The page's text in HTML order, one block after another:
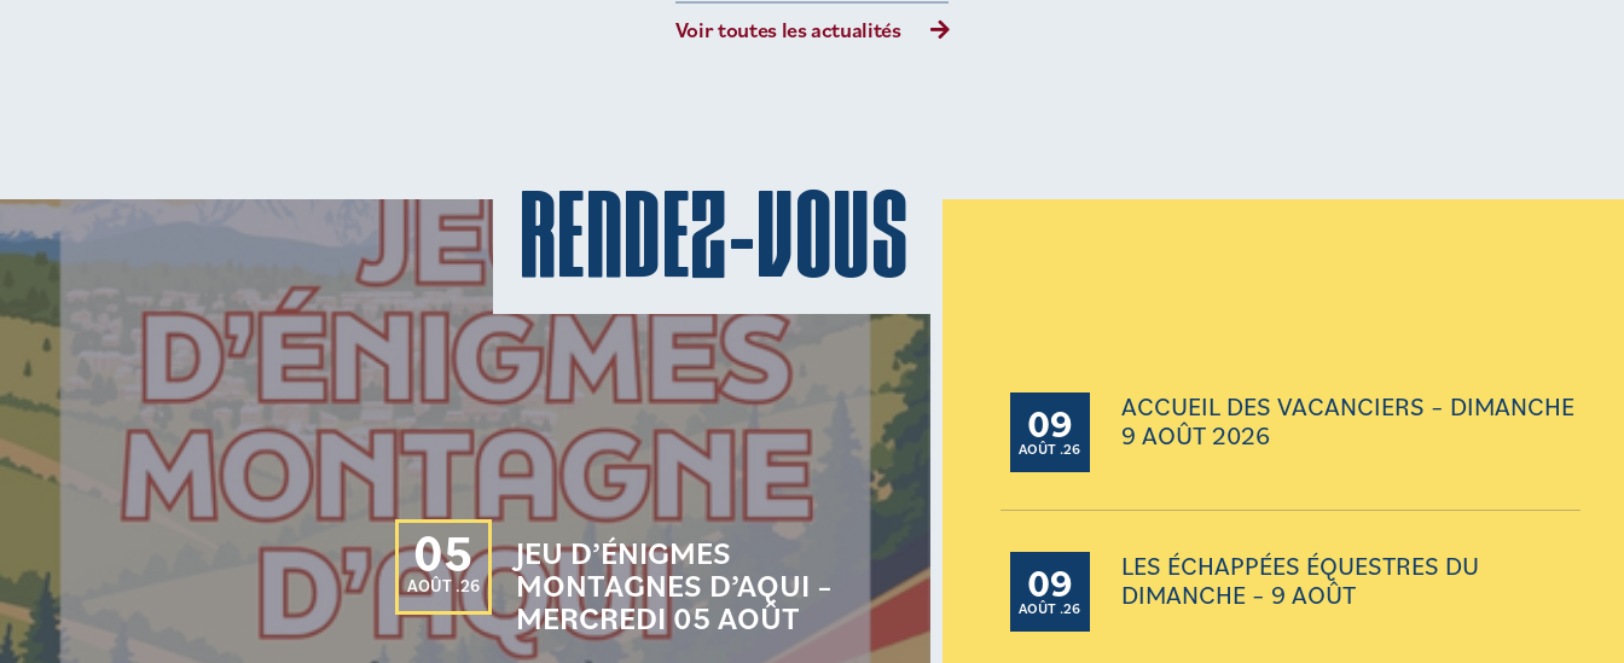
Voir toutes les actualités
RENDEZ-VOUS
05
AOÛT .26
JEU D’ÉNIGMES
MONTAGNES D’AQUI –
MERCREDI 05 AOÛT
09
AOÛT .26
ACCUEIL DES VACANCIERS – DIMANCHE
9 AOÛT 2026
09
AOÛT .26
LES ÉCHAPPÉES ÉQUESTRES DU
DIMANCHE – 9 AOÛT